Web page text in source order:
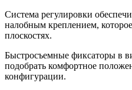
Система регулировки
налобным креплением,
плоскостях.
Быстросъемные фиксаторы в
подобрать комфортное
конфигурации.